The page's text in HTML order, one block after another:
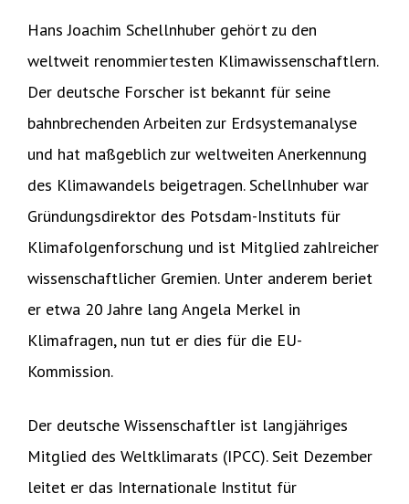
Hans Joachim Schellnhuber gehört zu den
weltweit renommiertesten Klimawissenschaftlern.
Der deutsche Forscher ist bekannt für seine
bahnbrechenden Arbeiten zur Erdsystemanalyse
und hat maßgeblich zur weltweiten Anerkennung
des Klimawandels beigetragen. Schellnhuber war
Gründungsdirektor des Potsdam-Instituts für
Klimafolgenforschung und ist Mitglied zahlreicher
wissenschaftlicher Gremien. Unter anderem beriet
er etwa 20 Jahre lang Angela Merkel in
Klimafragen, nun tut er dies für die EU-
Kommission.
Der deutsche Wissenschaftler ist langjähriges
Mitglied des Weltklimarats (IPCC). Seit Dezember
leitet er das Internationale Institut für